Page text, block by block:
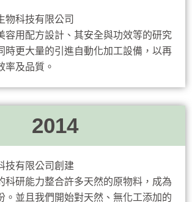
物科技有限公司
容用配方設計、其安全與功效等的研究
時更大量的引進自動化加工設備，以再
率及品質。
2014
技有限公司創建
科研能力整合許多天然的原物料，成為
。並且我們開始對天然、無化工添加的